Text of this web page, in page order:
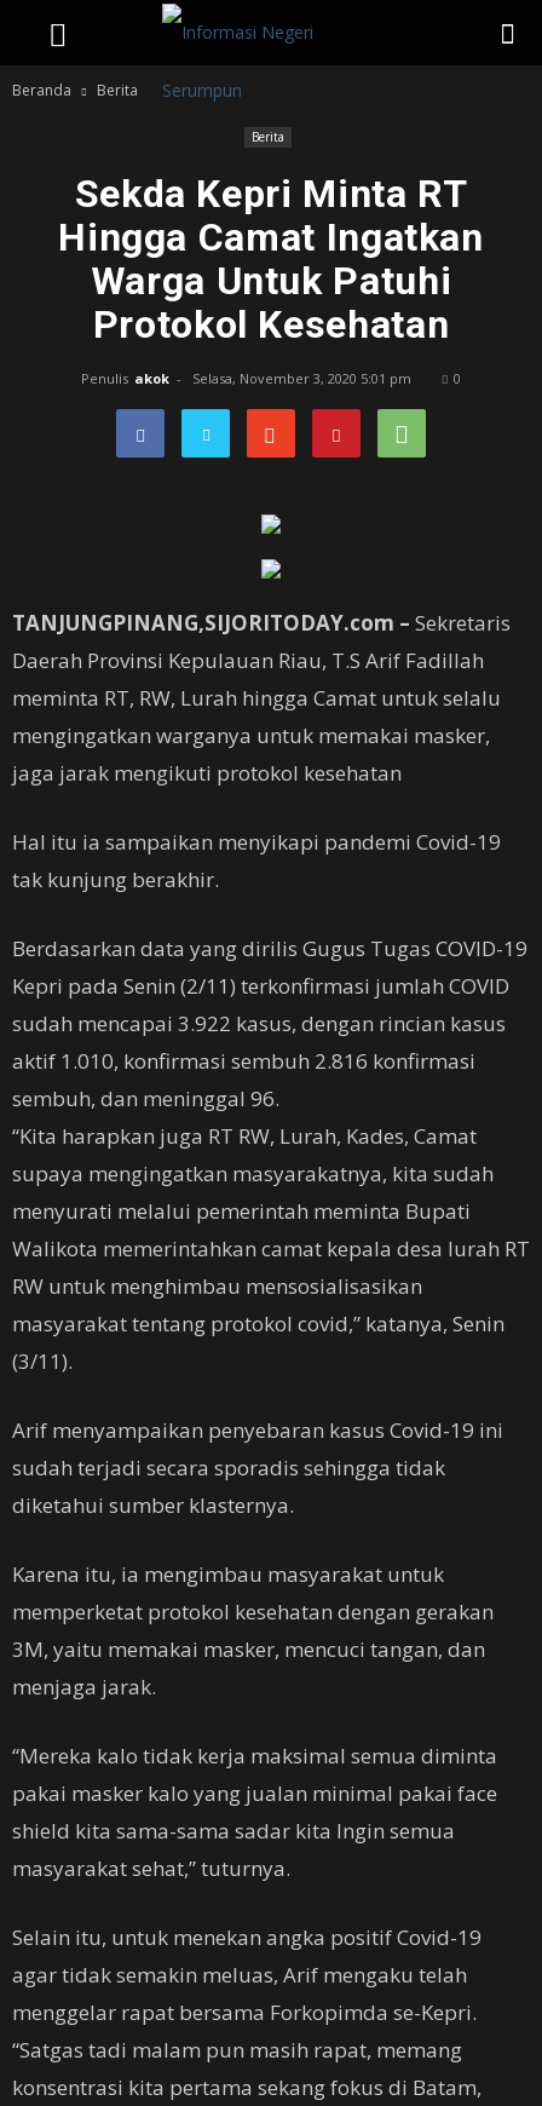
Beranda Berita
Berita
Sekda Kepri Minta RT
Hingga Camat Ingatkan
Warga Untuk Patuhi
Protokol Kesehatan
Penulis akok - Selasa, November 3, 2020 5:01 pm 0
TANJUNGPINANG,SIJORITODAY.com – Sekretaris
Daerah Provinsi Kepulauan Riau, T.S Arif Fadillah
meminta RT, RW, Lurah hingga Camat untuk selalu
mengingatkan warganya untuk memakai masker,
jaga jarak mengikuti protokol kesehatan
Hal itu ia sampaikan menyikapi pandemi Covid-19
tak kunjung berakhir.
Berdasarkan data yang dirilis Gugus Tugas COVID-19
Kepri pada Senin (2/11) terkonfirmasi jumlah COVID
sudah mencapai 3.922 kasus, dengan rincian kasus
aktif 1.010, konfirmasi sembuh 2.816 konfirmasi
sembuh, dan meninggal 96.
“Kita harapkan juga RT RW, Lurah, Kades, Camat
supaya mengingatkan masyarakatnya, kita sudah
menyurati melalui pemerintah meminta Bupati
Walikota memerintahkan camat kepala desa lurah RT
RW untuk menghimbau mensosialisasikan
masyarakat tentang protokol covid,” katanya, Senin
(3/11).
Arif menyampaikan penyebaran kasus Covid-19 ini
sudah terjadi secara sporadis sehingga tidak
diketahui sumber klasternya.
Karena itu, ia mengimbau masyarakat untuk
memperketat protokol kesehatan dengan gerakan
3M, yaitu memakai masker, mencuci tangan, dan
menjaga jarak.
“Mereka kalo tidak kerja maksimal semua diminta
pakai masker kalo yang jualan minimal pakai face
shield kita sama-sama sadar kita Ingin semua
masyarakat sehat,” tuturnya.
Selain itu, untuk menekan angka positif Covid-19
agar tidak semakin meluas, Arif mengaku telah
menggelar rapat bersama Forkopimda se-Kepri.
“Satgas tadi malam pun masih rapat, memang
konsentrasi kita pertama sekang fokus di Batam,